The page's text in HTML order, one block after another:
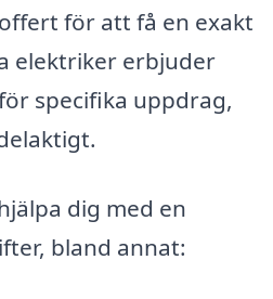
för att få en exakt
elektriker erbjuder
specifika uppdrag,
dig med en
bland annat: